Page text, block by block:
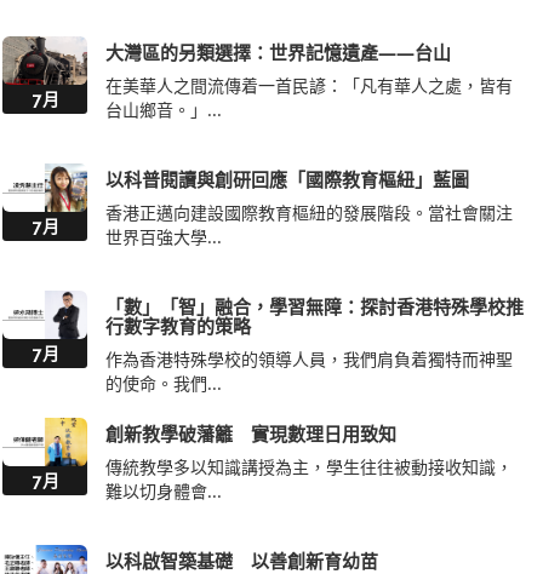
7月
大灣區的另類選擇：世界記憶遺產——台山
在美華人之間流傳着一首民諺：「凡有華人之處，皆有
台山鄉音。」...
7月
以科普閱讀與創研回應「國際教育樞紐」藍圖
香港正邁向建設國際教育樞紐的發展階段。當社會關注
世界百強大學...
7月
「數」「智」融合，學習無障：探討香港特殊學校推
行數字教育的策略
作為香港特殊學校的領導人員，我們肩負着獨特而神聖
的使命。我們...
7月
創新教學破藩籬 實現數理日用致知
傳統教學多以知識講授為主，學生往往被動接收知識，
難以切身體會...
以科啟智築基礎 以善創新育幼苗